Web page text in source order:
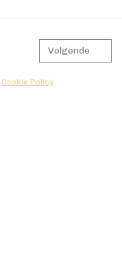
Volgende
Cookie Policy